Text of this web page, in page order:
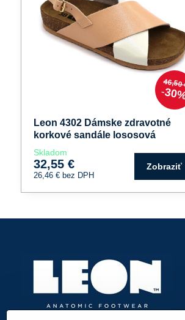
46,50
Leon 4302 Dámske zdravotné
korkové sandále lososová
Skladom
32,55 €
26,46 € bez DPH
Zobraziť